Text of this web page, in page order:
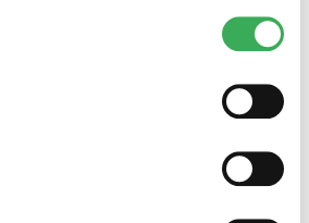
ronden. En dus bepaal ik nu
genoeg heb aangemodderd.
Communicatie- en